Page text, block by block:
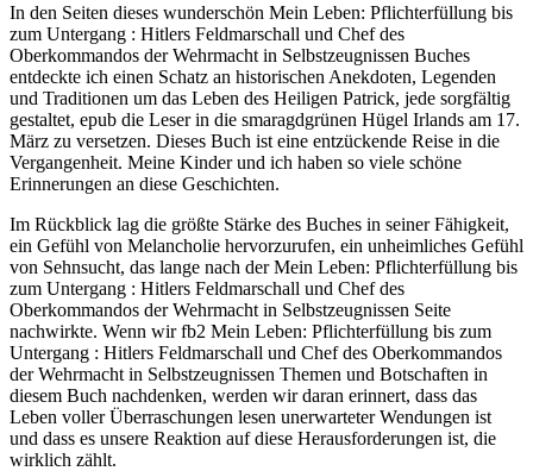
In den Seiten dieses wunderschön Mein Leben: Pflichterfüllung bis
zum Untergang : Hitlers Feldmarschall und Chef des
Oberkommandos der Wehrmacht in Selbstzeugnissen Buches
entdeckte ich einen Schatz an historischen Anekdoten, Legenden
und Traditionen um das Leben des Heiligen Patrick, jede sorgfältig
gestaltet, epub die Leser in die smaragdgrünen Hügel Irlands am 17.
März zu versetzen. Dieses Buch ist eine entzückende Reise in die
Vergangenheit. Meine Kinder und ich haben so viele schöne
Erinnerungen an diese Geschichten.
Im Rückblick lag die größte Stärke des Buches in seiner Fähigkeit,
ein Gefühl von Melancholie hervorzurufen, ein unheimliches Gefühl
von Sehnsucht, das lange nach der Mein Leben: Pflichterfüllung bis
zum Untergang : Hitlers Feldmarschall und Chef des
Oberkommandos der Wehrmacht in Selbstzeugnissen Seite
nachwirkte. Wenn wir fb2 Mein Leben: Pflichterfüllung bis zum
Untergang : Hitlers Feldmarschall und Chef des Oberkommandos
der Wehrmacht in Selbstzeugnissen Themen und Botschaften in
diesem Buch nachdenken, werden wir daran erinnert, dass das
Leben voller Überraschungen lesen unerwarteter Wendungen ist
und dass es unsere Reaktion auf diese Herausforderungen ist, die
wirklich zählt.